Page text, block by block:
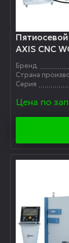
AXIS CNC
Бренд
Страна
Серия
Цена по